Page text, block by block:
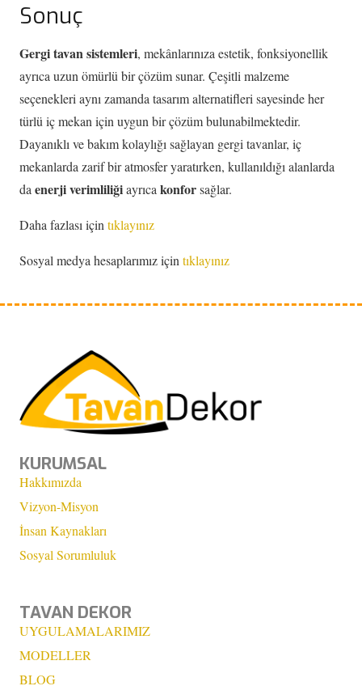
Sonuç
Gergi tavan sistemleri, mekânlarınıza estetik, fonksiyonellik
ayrıca uzun ömürlü bir çözüm sunar. Çeşitli malzeme
seçenekleri aynı zamanda tasarım alternatifleri sayesinde her
türlü iç mekan için uygun bir çözüm bulunabilmektedir.
Dayanıklı ve bakım kolaylığı sağlayan gergi tavanlar, iç
mekanlarda zarif bir atmosfer yaratırken, kullanıldığı alanlarda
da enerji verimliliğiayrıca konforsağlar.
Daha fazlası için tıklayınız
Sosyal medya hesaplarımız için tıklayınız
KURUMSAL
Hakkımızda
Vizyon-Misyon
İnsan Kaynakları
Sosyal Sorumluluk
TAVAN DEKOR
UYGULAMALARIMIZ
MODELLER
BLOG